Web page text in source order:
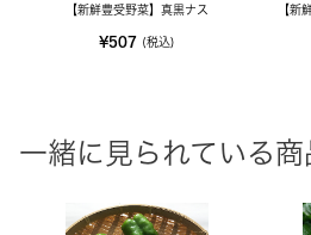
【新鮮豊受野菜】真黒ナス
¥507 (税込)
【新
一緒に見られている商